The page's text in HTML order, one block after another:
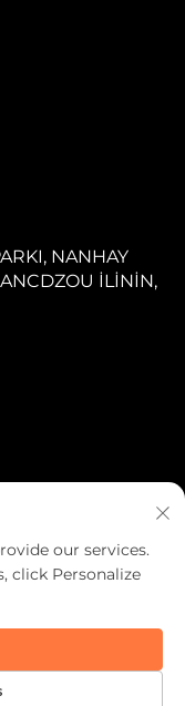
NANHAY
İLİNİN,
YOMA Fitness
siyasəti
our services.
click Personalize